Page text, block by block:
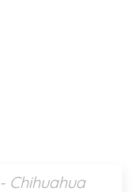
- Chihuahua